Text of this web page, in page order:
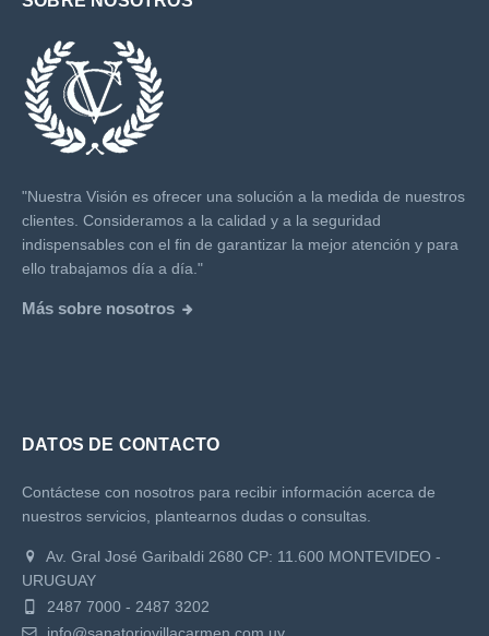
"Nuestra Visión es ofrecer una solución a la medida de nuestros
clientes. Consideramos a la calidad y a la seguridad
indispensables con el fin de garantizar la mejor atención y para
ello trabajamos día a día."
Más sobre nosotros
DATOS DE CONTACTO
Contáctese con nosotros para recibir información acerca de
nuestros servicios, plantearnos dudas o consultas.
Av. Gral José Garibaldi 2680 CP: 11.600 MONTEVIDEO -
URUGUAY
2487 7000 - 2487 3202